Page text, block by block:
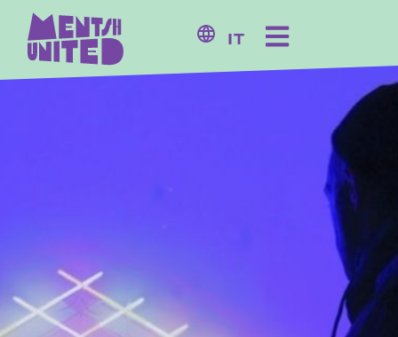
contenuto
IT